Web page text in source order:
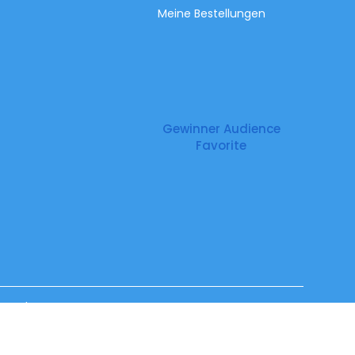
Meine Bestellungen
Gewinner Audience
Favorite
Impressum